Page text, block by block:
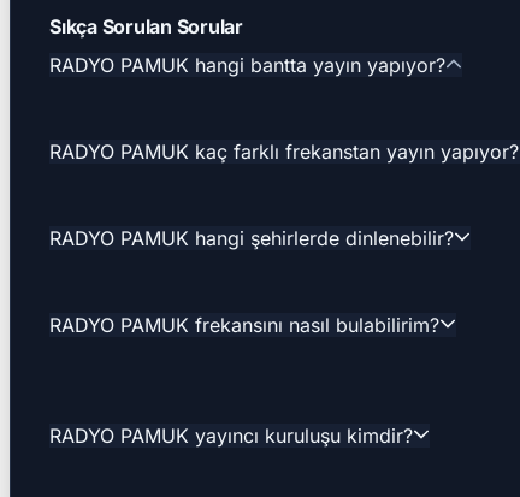
Sıkça Sorulan Sorular
RADYO PAMUK hangi bantta yayın yapıyor?
RADYO PAMUK kaç farklı frekanstan yayın yapıyor?
RADYO PAMUK hangi şehirlerde dinlenebilir?
RADYO PAMUK frekansını nasıl bulabilirim?
RADYO PAMUK yayıncı kuruluşu kimdir?